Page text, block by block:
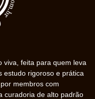
viva, feita para quem leva
estudo rigoroso e prática
membros com
curadoria de alto padrão